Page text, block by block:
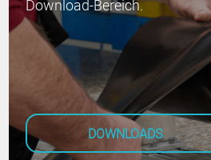
Download-Bereich.
DOWNLOADS